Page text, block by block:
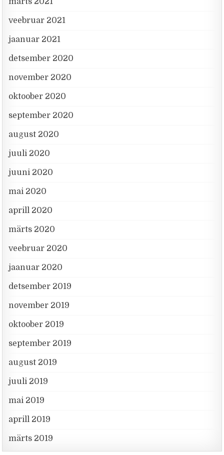
veebruar 2021
jaanuar 2021
detsember 2020
november 2020
oktoober 2020
september 2020
august 2020
juuli 2020
juuni 2020
mai 2020
aprill 2020
märts 2020
veebruar 2020
jaanuar 2020
detsember 2019
november 2019
oktoober 2019
september 2019
august 2019
juuli 2019
mai 2019
aprill 2019
märts 2019